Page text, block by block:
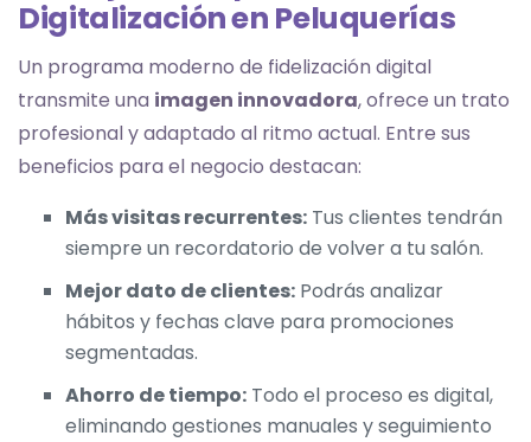
Digitalización en Peluquerías
Un programa moderno de fidelización digital
transmite una imagen innovadora, ofrece un trato
profesional y adaptado al ritmo actual. Entre sus
beneficios para el negocio destacan:
Más visitas recurrentes: Tus clientes tendrán
siempre un recordatorio de volver a tu salón.
Mejor dato de clientes: Podrás analizar
hábitos y fechas clave para promociones
segmentadas.
Ahorro de tiempo: Todo el proceso es digital,
eliminando gestiones manuales y seguimiento